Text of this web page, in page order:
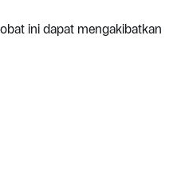
ini dapat mengakibatkan